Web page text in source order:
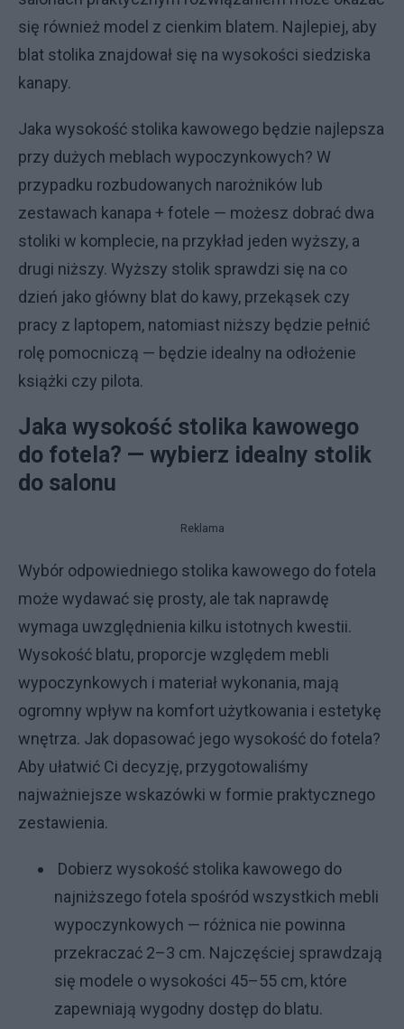
się również model z cienkim blatem. Najlepiej, aby
blat stolika znajdował się na wysokości siedziska
kanapy.
Jaka wysokość stolika kawowego będzie najlepsza
przy dużych meblach wypoczynkowych? W
przypadku rozbudowanych narożników lub
zestawach kanapa + fotele — możesz dobrać dwa
stoliki w komplecie, na przykład jeden wyższy, a
drugi niższy. Wyższy stolik sprawdzi się na co
dzień jako główny blat do kawy, przekąsek czy
pracy z laptopem, natomiast niższy będzie pełnić
rolę pomocniczą — będzie idealny na odłożenie
książki czy pilota.
Jaka wysokość stolika kawowego
do fotela? — wybierz idealny stolik
do salonu
Reklama
Wybór odpowiedniego stolika kawowego do fotela
może wydawać się prosty, ale tak naprawdę
wymaga uwzględnienia kilku istotnych kwestii.
Wysokość blatu, proporcje względem mebli
wypoczynkowych i materiał wykonania, mają
ogromny wpływ na komfort użytkowania i estetykę
wnętrza. Jak dopasować jego wysokość do fotela?
Aby ułatwić Ci decyzję, przygotowaliśmy
najważniejsze wskazówki w formie praktycznego
zestawienia.
Dobierz wysokość stolika kawowego do
najniższego fotela spośród wszystkich mebli
wypoczynkowych — różnica nie powinna
przekraczać 2–3 cm. Najczęściej sprawdzają
się modele o wysokości 45–55 cm, które
zapewniają wygodny dostęp do blatu.